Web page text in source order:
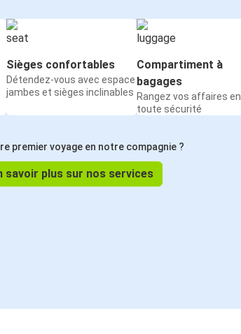
Sièges confortables
Détendez-vous avec espace
jambes et sièges inclinables
Compartiment à
bagages
Rangez vos affaires en
toute sécurité
premier voyage en notre compagnie ?
savoir plus sur nos services